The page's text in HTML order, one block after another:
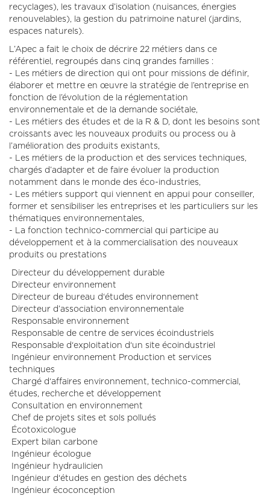
recyclages), les travaux d’isolation (nuisances, énergies
renouvelables), la gestion du patrimoine naturel (jardins,
espaces naturels).
L’Apec a fait le choix de décrire 22 métiers dans ce
référentiel, regroupés dans cinq grandes familles :
- Les métiers de direction qui ont pour missions de définir,
élaborer et mettre en œuvre la stratégie de l’entreprise en
fonction de l’évolution de la réglementation
environnementale et de la demande sociétale,
- Les métiers des études et de la R & D, dont les besoins sont
croissants avec les nouveaux produits ou process ou à
l’amélioration des produits existants,
- Les métiers de la production et des services techniques,
chargés d’adapter et de faire évoluer la production
notamment dans le monde des éco-industries,
- Les métiers support qui viennent en appui pour conseiller,
former et sensibiliser les entreprises et les particuliers sur les
thématiques environnementales,
- La fonction technico-commercial qui participe au
développement et à la commercialisation des nouveaux
produits ou prestations
Directeur du développement durable
Directeur environnement
Directeur de bureau d‘études environnement
Directeur d’association environnementale
Responsable environnement
Responsable de centre de services écoindustriels
Responsable d‘exploitation d‘un site écoindustriel
Ingénieur environnement Production et services
techniques
Chargé d‘affaires environnement, technico-commercial,
études, recherche et développement
Consultation en environnement
Chef de projets sites et sols pollués
Écotoxicologue
Expert bilan carbone
Ingénieur écologue
Ingénieur hydraulicien
Ingénieur d‘études en gestion des déchets
Ingénieur écoconception